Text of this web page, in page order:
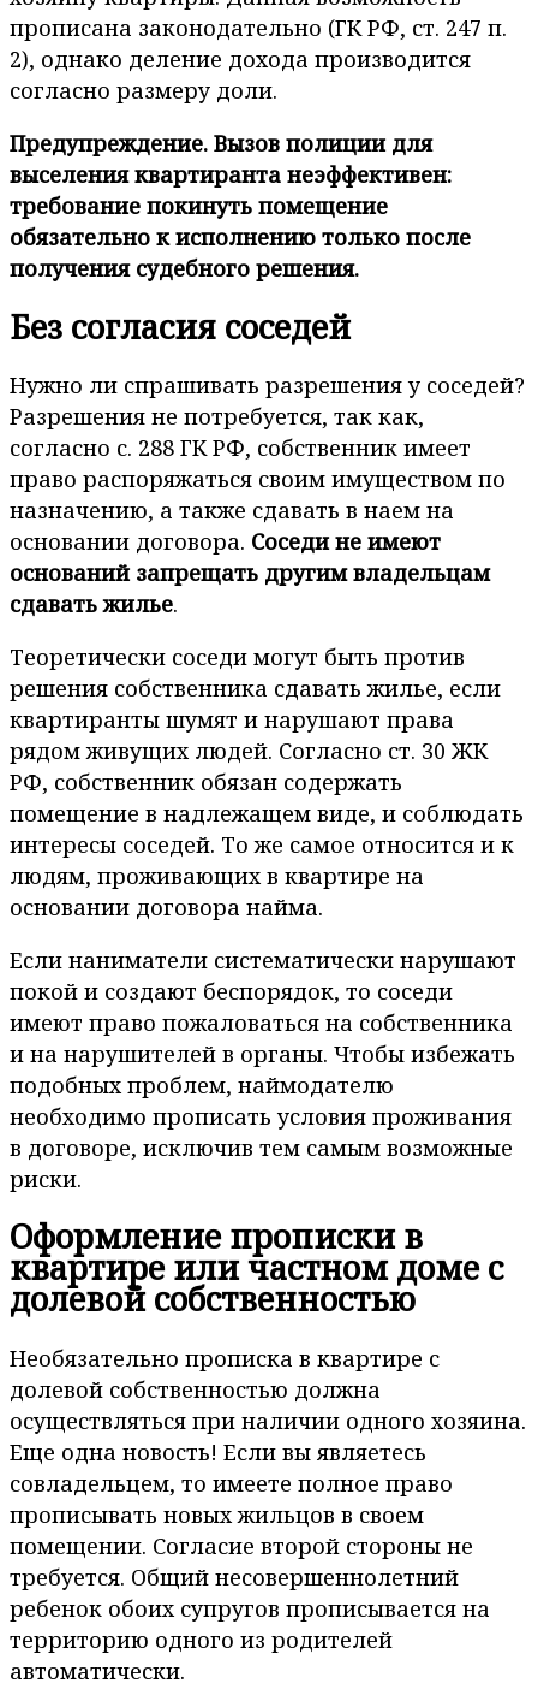
прописана законодательно (ГК РФ, ст. 247 п.
2), однако деление дохода производится
согласно размеру доли.
Предупреждение. Вызов полиции для
выселения квартиранта неэффективен:
требование покинуть помещение
обязательно к исполнению только после
получения судебного решения.
Без согласия соседей
Нужно ли спрашивать разрешения у соседей?
Разрешения не потребуется, так как,
согласно с. 288 ГК РФ, собственник имеет
право распоряжаться своим имуществом по
назначению, а также сдавать в наем на
основании договора. Соседи не имеют
оснований запрещать другим владельцам
сдавать жилье.
Теоретически соседи могут быть против
решения собственника сдавать жилье, если
квартиранты шумят и нарушают права
рядом живущих людей. Согласно ст. 30 ЖК
РФ, собственник обязан содержать
помещение в надлежащем виде, и соблюдать
интересы соседей. То же самое относится и к
людям, проживающих в квартире на
основании договора найма.
Если наниматели систематически нарушают
покой и создают беспорядок, то соседи
имеют право пожаловаться на собственника
и на нарушителей в органы. Чтобы избежать
подобных проблем, наймодателю
необходимо прописать условия проживания
в договоре, исключив тем самым возможные
риски.
Оформление прописки в
квартире или частном доме с
долевой собственностью
Необязательно прописка в квартире с
долевой собственностью должна
осуществляться при наличии одного хозяина.
Еще одна новость! Если вы являетесь
совладельцем, то имеете полное право
прописывать новых жильцов в своем
помещении. Согласие второй стороны не
требуется. Общий несовершеннолетний
ребенок обоих супругов прописывается на
территорию одного из родителей
автоматически.